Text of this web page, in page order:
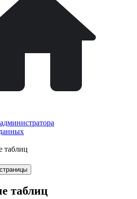
таблиц
таблиц